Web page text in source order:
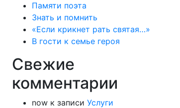
Памяти поэта
Знать и помнить
«Если крикнет рать святая…»
В гости к семье героя
Свежие
комментарии
nowк записи Услуги